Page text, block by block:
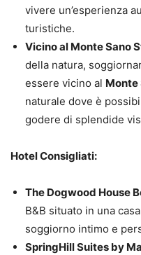
vivere un’esperienza
turistiche.
Vicino al Monte Sano
della natura,
essere vicino al Monte
naturale dove è
godere di splendide
Hotel Consigliati:
The Dogwood House
B&B situato in una
soggiorno intimo e
SpringHill Suites by